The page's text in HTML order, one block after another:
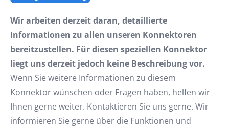
Wir arbeiten derzeit daran, detaillierte
Informationen zu allen unseren Konnektoren
bereitzustellen. Für diesen speziellen Konnektor
liegt uns derzeit jedoch keine Beschreibung vor.
Wenn Sie weitere Informationen zu diesem
Konnektor wünschen oder Fragen haben, helfen wir
Ihnen gerne weiter. Kontaktieren Sie uns gerne. Wir
informieren Sie gerne über die Funktionen und